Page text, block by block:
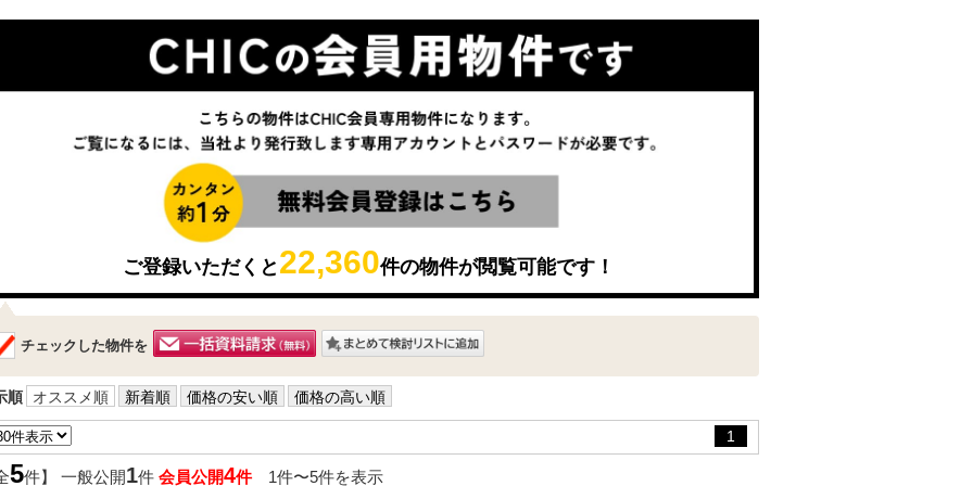
ご登録いただくと 22,360件の物件が閲覧可能です！
チェックした物件を
順 オススメ順 新着順 価格の安い順 価格の高い順
1
5件】 一般公開1件 会員公開4件1件〜5件を表示